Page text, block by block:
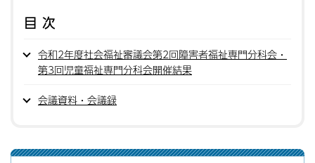
目次
令和2年度社会福祉審議会第2回障害者福祉専門分科会・
第3回児童福祉専門分科会開催結果
会議資料・会議録